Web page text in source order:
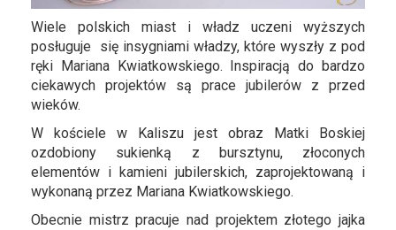
Wiele polskich miast i władz uczeni wyższych
posługuje się insygniami władzy, które wyszły z pod
ręki Mariana Kwiatkowskiego. Inspiracją do bardzo
ciekawych projektów są prace jubilerów z przed
wieków.
W kościele w Kaliszu jest obraz Matki Boskiej
ozdobiony sukienką z bursztynu, złoconych
elementów i kamieni jubilerskich, zaprojektowaną i
wykonaną przez Mariana Kwiatkowskiego.
Obecnie mistrz pracuje nad projektem złotego jajka